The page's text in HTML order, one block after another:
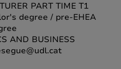
PART TIME T1
degree / pre-EHEA
AND BUSINESS